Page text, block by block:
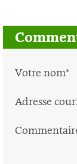
Votre nom*
Adresse